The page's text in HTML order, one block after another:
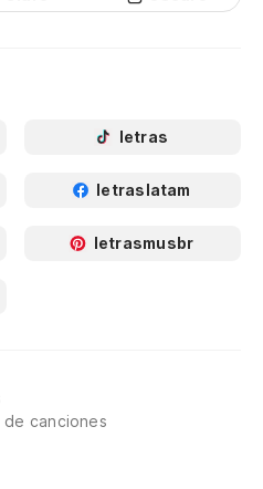
letras
letraslatam
letrasmusbr
canciones